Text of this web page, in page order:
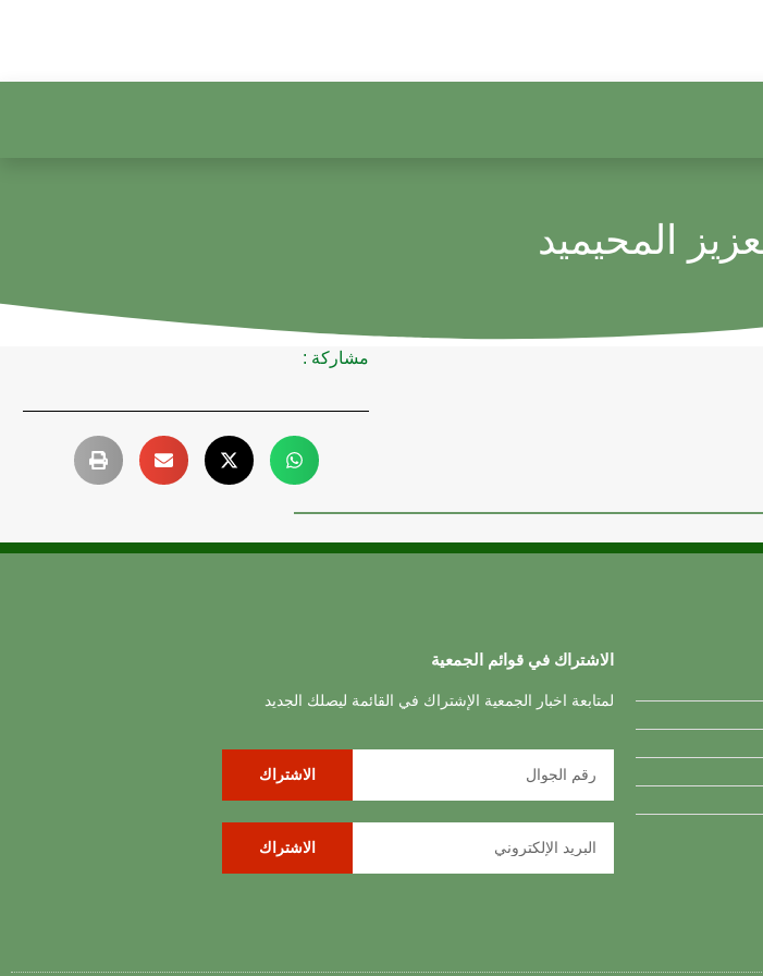
المحيميد
مشاركة :
الاشتراك في قوائم الجمعية
لمتابعة اخبار الجمعية الإشتراك في القائمة ليصلك الجديد
الاشتراك
الاشتراك